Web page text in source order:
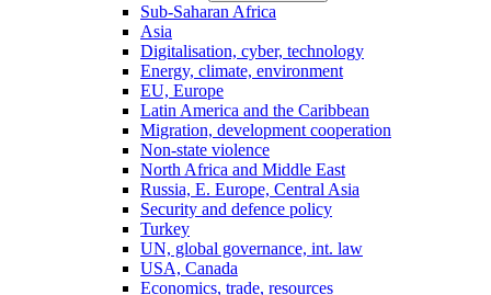
Sub-Saharan Africa
Asia
Digitalisation, cyber, technology
Energy, climate, environment
EU, Europe
Latin America and the Caribbean
Migration, development cooperation
Non-state violence
North Africa and Middle East
Russia, E. Europe, Central Asia
Security and defence policy
Turkey
UN, global governance, int. law
USA, Canada
Economics, trade, resources